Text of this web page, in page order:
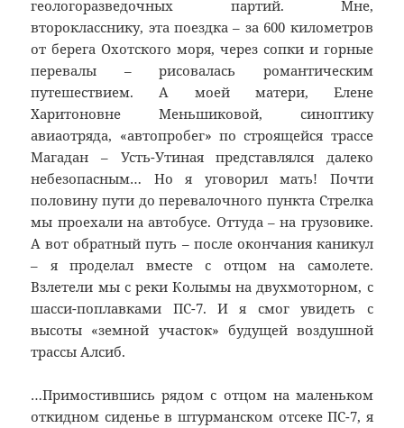
геологоразведочных партий. Мне,
второкласснику, эта поездка – за 600 километров
от берега Охотского моря, через сопки и горные
перевалы – рисовалась романтическим
путешествием. А моей матери, Елене
Харитоновне Меньшиковой, синоптику
авиаотряда, «автопробег» по строящейся трассе
Магадан – Усть-Утиная представлялся далеко
небезопасным… Но я уговорил мать! Почти
половину пути до перевалочного пункта Стрелка
мы проехали на автобусе. Оттуда – на грузовике.
А вот обратный путь – после окончания каникул
– я проделал вместе с отцом на самолете.
Взлетели мы с реки Колымы на двухмоторном, с
шасси-поплавками ПС-7. И я смог увидеть с
высоты «земной участок» будущей воздушной
трассы Алсиб.
…Примостившись рядом с отцом на маленьком
откидном сиденье в штурманском отсеке ПС-7, я